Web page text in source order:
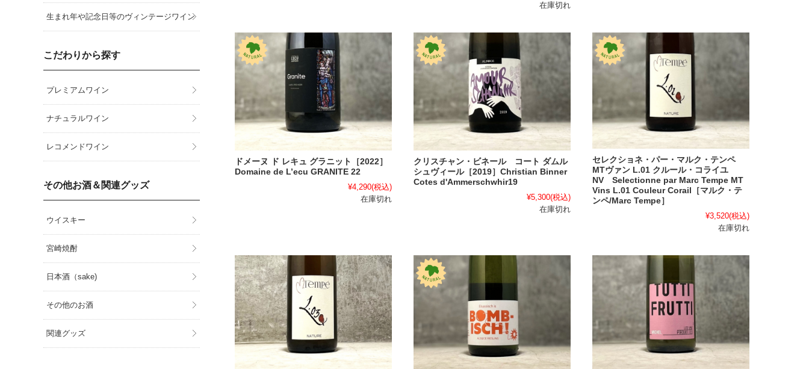
在庫切れ
ドメーヌ ド レキュ グラニット［2022］
Domaine de L’ecu GRANITE 22
¥4,290(税込)
在庫切れ
クリスチャン・ビネール コート ダムル
シュヴィール［2019］Christian Binner
Cotes d'Ammerschwhir19
¥5,300(税込)
在庫切れ
セレクショネ・パー・マルク・テンペ
MTヴァン L.01 クルール・コライユ
NV Selectionne par Marc Tempe MT
Vins L.01 Couleur Corail［マルク・テ
ンペ/Marc Tempe］
¥3,520(税込)
在庫切れ
生まれ年や記念日等のヴィンテージワイン
こだわりから探す
プレミアムワイン
ナチュラルワイン
レコメンドワイン
その他お酒＆関連グッズ
ウイスキー
宮崎焼酎
日本酒（sake)
その他のお酒
関連グッズ